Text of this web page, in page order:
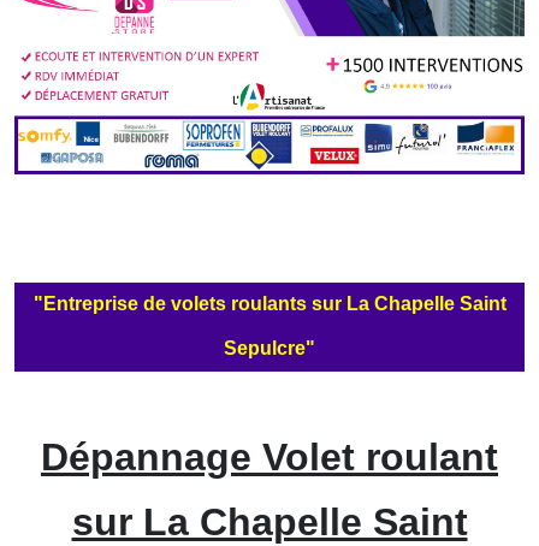
"Entreprise de volets roulants sur La Chapelle Saint
Sepulcre"
Dépannage Volet roulant
sur La Chapelle Saint